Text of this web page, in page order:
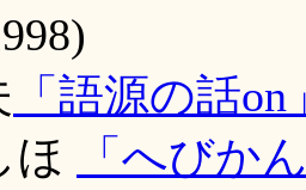
「語源の話on
ほ
「へびか